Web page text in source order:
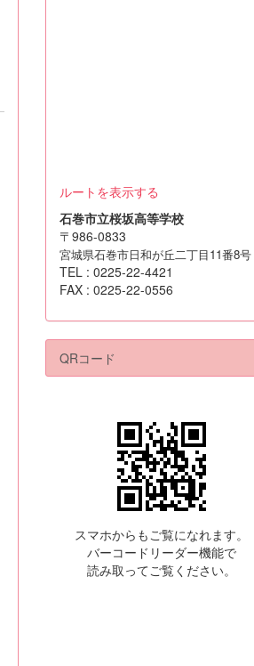
ルートを表示する
石巻市立桜坂高等学校
〒986-0833
宮城県石巻市日和が丘二丁目11番8号
TEL : 0225-22-4421
FAX : 0225-22-0556
QRコード
スマホからもご覧になれます。
バーコードリーダー機能で
読み取ってご覧ください。